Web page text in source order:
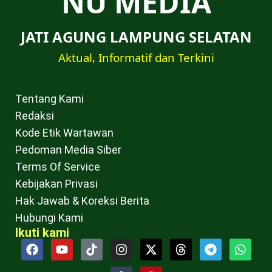
JATI AGUNG LAMPUNG SELATAN
Aktual, Informatif dan Terkini
Tentang Kami
Redaksi
Kode Etik Wartawan
Pedoman Media Siber
Terms Of Service
Kebijakan Privasi
Hak Jawab & Koreksi Berita
Hubungi Kami
Ikuti kami